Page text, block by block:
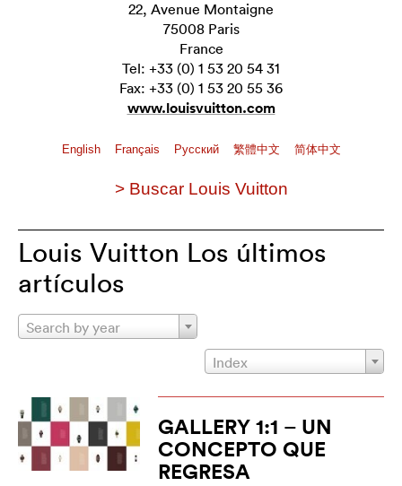
22, Avenue Montaigne
75008 Paris
France
Tel: +33 (0) 1 53 20 54 31
Fax: +33 (0) 1 53 20 55 36
www.louisvuitton.com
English Français Pусский 繁體中文 简体中文
> Buscar Louis Vuitton
Louis Vuitton Los últimos
artículos
Search by year
Index
GALLERY 1:1 – UN
CONCEPTO QUE
REGRESA